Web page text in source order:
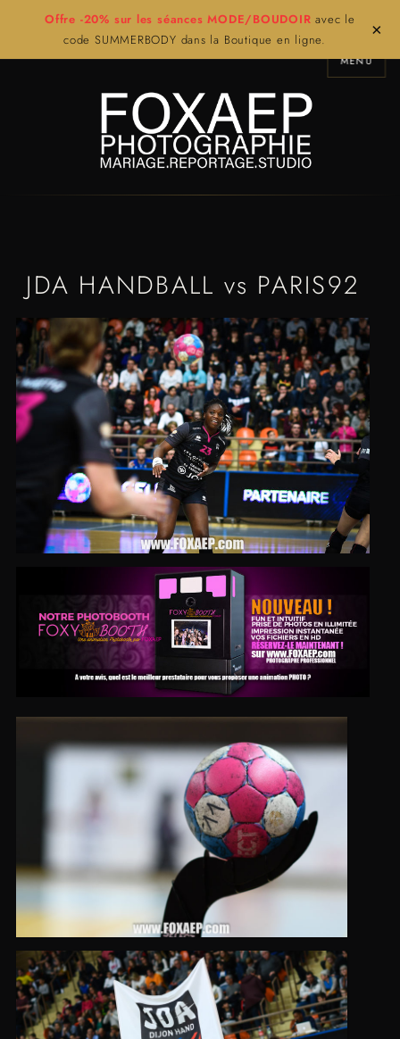
Offre -20% sur les séances MODE/BOUDOIR avec le
code SUMMERBODY dans la Boutique en ligne.
×
MENU
JDA HANDBALL vs PARIS92